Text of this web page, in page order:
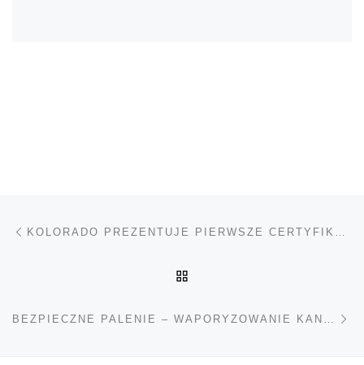
Nawigacja wpisu